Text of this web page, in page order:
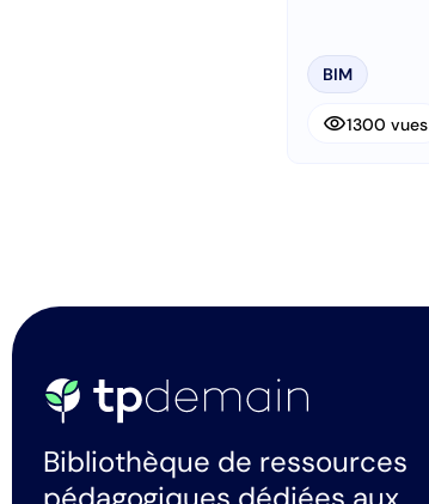
BIM
visibility1300 vues
Bibliothèque de ressources